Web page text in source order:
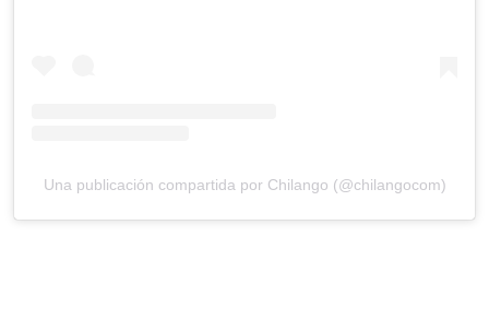
Una publicación compartida por Chilango (@chilangocom)